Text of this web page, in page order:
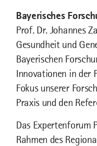
Bayerisches
Prof. Dr. Johannes
Gesundheit und
Bayerischen
Innovationen in der
Fokus unserer
Praxis und den
Das Expertenforum
Rahmen des